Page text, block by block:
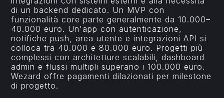
di un backend dedicato. Un MVP con
funzionalità core parte generalmente da 10.000–
40.000 euro. Un'app con autenticazione,
notifiche push, area utente e integrazioni API si
colloca tra 40.000 e 80.000 euro. Progetti più
complessi con architetture scalabili, dashboard
admin e flussi multipli superano i 100.000 euro.
Wezard offre pagamenti dilazionati per milestone
di progetto.